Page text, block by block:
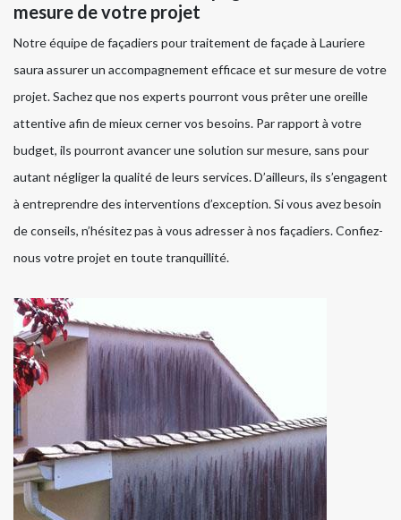
mesure de votre projet
Notre équipe de façadiers pour traitement de façade à Lauriere
saura assurer un accompagnement efficace et sur mesure de votre
projet. Sachez que nos experts pourront vous prêter une oreille
attentive afin de mieux cerner vos besoins. Par rapport à votre
budget, ils pourront avancer une solution sur mesure, sans pour
autant négliger la qualité de leurs services. D’ailleurs, ils s’engagent
à entreprendre des interventions d’exception. Si vous avez besoin
de conseils, n’hésitez pas à vous adresser à nos façadiers. Confiez-
nous votre projet en toute tranquillité.